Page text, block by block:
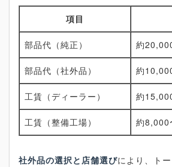
項目
部品代（純正） 約
部品代（社外品） 約
工賃（ディーラー） 約
工賃（整備工場） 約8,000
社外品の選択と店舗選びにより、ト